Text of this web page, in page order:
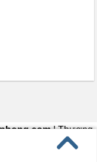
| Thương
Vân